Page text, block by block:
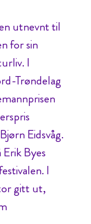
utnevnt til
for sin
I
Trøndelag
Eidsvåg.
Byes
I
gitt ut,